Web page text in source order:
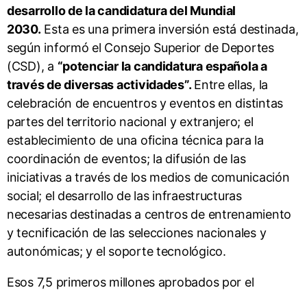
desarrollo de la candidatura del Mundial
2030. Esta es una primera inversión está destinada,
según informó el Consejo Superior de Deportes
(CSD), a “potenciar la candidatura española a
través de diversas actividades”. Entre ellas, la
celebración de encuentros y eventos en distintas
partes del territorio nacional y extranjero; el
establecimiento de una oficina técnica para la
coordinación de eventos; la difusión de las
iniciativas a través de los medios de comunicación
social; el desarrollo de las infraestructuras
necesarias destinadas a centros de entrenamiento
y tecnificación de las selecciones nacionales y
autonómicas; y el soporte tecnológico.
Esos 7,5 primeros millones aprobados por el